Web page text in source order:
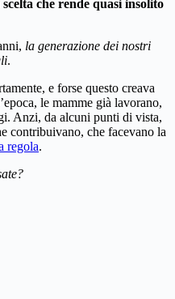
che rende quasi insolito
la generazione dei nostri
.
e forse questo creava
le mamme già lavorano,
Anzi, da alcuni punti di vista,
contribuivano, che facevano la
regola.